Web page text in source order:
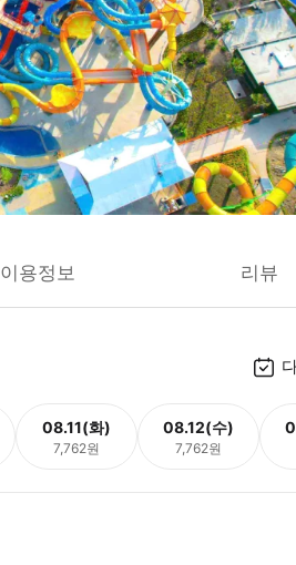
이용정보 리뷰
08.11(화)
7,762원
08.12(수)
7,762원